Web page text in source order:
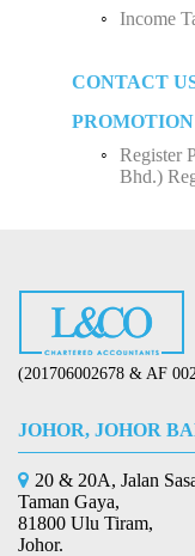
How to
Sole
Income
CONTACT
PROMOTION
Register
Bhd.)
(201706002678 & AF
JOHOR, JOHOR
20 & 20A, Jalan
Taman Gaya,
81800 Ulu Tiram,
Johor.